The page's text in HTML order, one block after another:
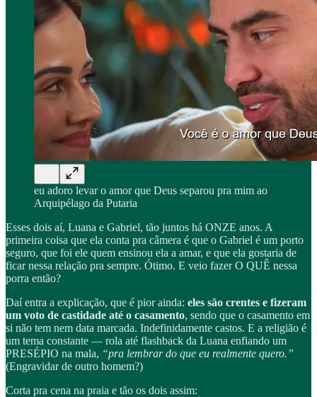
eu adoro levar o amor que Deus separou pra mim ao
Arquipélago da Putaria
Esses dois aí, Luana e Gabriel, tão juntos há ONZE anos. A
primeira coisa que ela conta pra câmera é que o Gabriel é um porto
seguro, que foi ele quem ensinou ela a amar, e que ela gostaria de
ficar nessa relação pra sempre. Ótimo. E veio fazer O QUÊ nessa
porra então?
Daí entra a explicação, que é pior ainda: eles são crentes e fizeram
um voto de castidade até o casamento, sendo que o casamento em
si não tem nem data marcada. Indefinidamente castos. E a religião é
um tema constante — rola até flashback da Luana enfiando um
PRESÉPIO na mala, “pra lembrar do que eu realmente quero.”
(Engravidar de outro homem?)
Corta pra cena na praia e tão os dois assim: